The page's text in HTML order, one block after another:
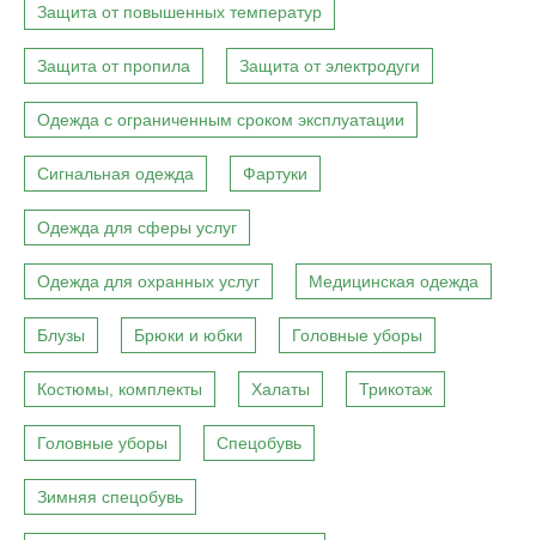
Защита от повышенных температур
Защита от пропила Защита от электродуги
Одежда с ограниченным сроком эксплуатации
Сигнальная одежда Фартуки
Одежда для сферы услуг
Одежда для охранных услуг Медицинская одежда
Блузы Брюки и юбки Головные уборы
Костюмы, комплекты Халаты Трикотаж
Головные уборы Спецобувь
Зимняя спецобувь